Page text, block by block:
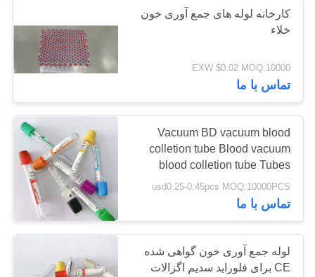
کارخانه لوله های جمع آوری خون
خلاء
EXW $0.02 MOQ:10000
تماس با ما
Vacuum BD vacuum blood
colletion tube Blood vacuum
blood colletion tube Tubes
Purple Top K2e Glutose Top 15
K2e مقدار مصرف ژل
usd0.25-0.45pcs MOQ:10000PCS
تماس با ما
لوله جمع آوری خون گواهی شده
CE برای فلوراید سدیم اگزالات